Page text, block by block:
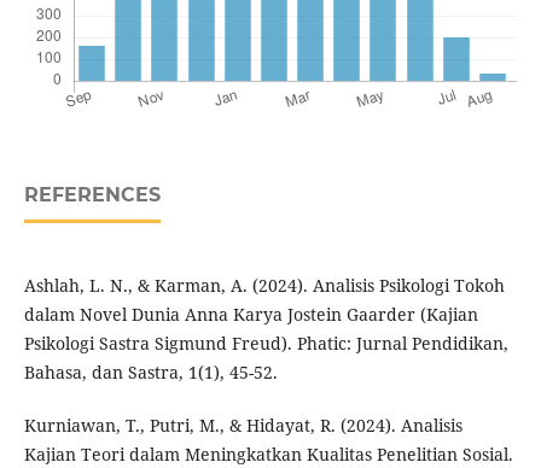
REFERENCES
Ashlah, L. N., & Karman, A. (2024). Analisis Psikologi Tokoh
dalam Novel Dunia Anna Karya Jostein Gaarder (Kajian
Psikologi Sastra Sigmund Freud). Phatic: Jurnal Pendidikan,
Bahasa, dan Sastra, 1(1), 45-52.
Kurniawan, T., Putri, M., & Hidayat, R. (2024). Analisis
Kajian Teori dalam Meningkatkan Kualitas Penelitian Sosial.